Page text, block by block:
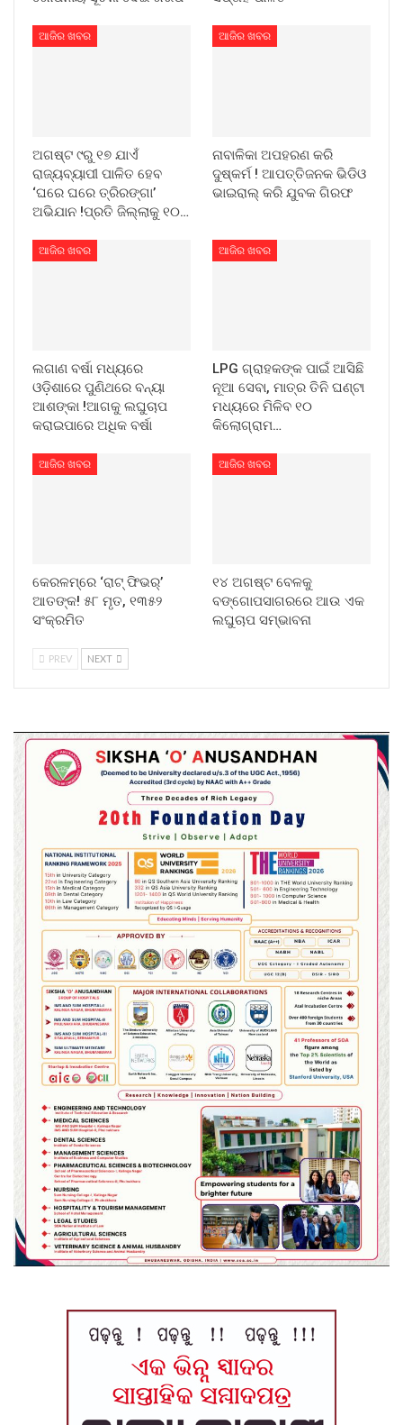
ଆଜିର ଖବର
ଅଗଷ୍ଟ ୯ରୁ ୧୭ ଯାଏଁ
ରାଜ୍ୟବ୍ୟାପୀ ପାଳିତ ହେବ
‘ଘରେ ଘରେ ତ୍ରିରଙ୍ଗା’
ଅଭିଯାନ !ପ୍ରତି ଜିଲ୍ଲାକୁ ୧୦…
ଆଜିର ଖବର
ନାବାଳିକା ଅପହରଣ କରି
ଦୁଷ୍କର୍ମ ! ଆପତ୍ତିଜନକ ଭିଡିଓ
ଭାଇରାଲ୍ କରି ଯୁବକ ଗିରଫ
ଆଜିର ଖବର
ଲଗାଣ ବର୍ଷା ମଧ୍ୟରେ
ଓଡ଼ିଶାରେ ପୁଣିଥରେ ବନ୍ୟା
ଆଶଙ୍କା !ଆଗକୁ ଲଘୁଚାପ
କରାଇପାରେ ଅଧିକ ବର୍ଷା
ଆଜିର ଖବର
LPG ଗ୍ରାହକଙ୍କ ପାଇଁ ଆସିଛି
ନୂଆ ସେବା, ମାତ୍ର ତିନି ଘଣ୍ଟା
ମଧ୍ୟରେ ମିଳିବ ୧୦
କିଲୋଗ୍ରାମ…
ଆଜିର ଖବର
କେରଳମ୍‌ରେ ‘ରାଟ୍ ଫିଭର୍’
ଆତଙ୍କ! ୫୮ ମୃତ, ୧୩୫୨
ସଂକ୍ରମିତ
ଆଜିର ଖବର
୧୪ ଅଗଷ୍ଟ ବେଳକୁ
ବଙ୍ଗୋପସାଗରରେ ଆଉ ଏକ
ଲଘୁଚାପ ସମ୍ଭାବନା
PREV NEXT